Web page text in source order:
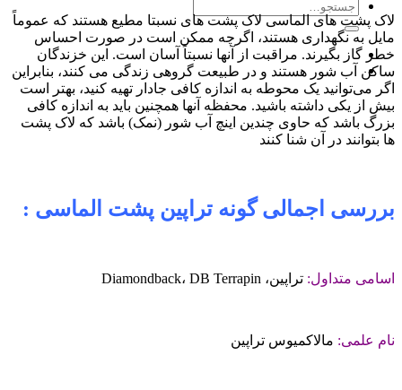
جستجو
برای:
لاک پشت های الماسی لاک پشت های نسبتا مطیع هستند که عموماً
مایل به نگهداری هستند، اگرچه ممکن است در صورت احساس
خطر گاز بگیرند. مراقبت از آنها نسبتاً آسان است. این خزندگان
ساکن آب شور هستند و در طبیعت گروهی زندگی می کنند، بنابراین
اگر می‌توانید یک محوطه به اندازه کافی جادار تهیه کنید، بهتر است
بیش از یکی داشته باشید. محفظه آنها همچنین باید به اندازه کافی
بزرگ باشد که حاوی چندین اینچ آب شور (نمک) باشد که لاک پشت
ها بتوانند در آن شنا کنند
بررسی اجمالی گونه تراپین پشت الماسی :
اسامی متداول: تراپین، Diamondback، DB Terrapin
نام علمی: مالاکمیوس تراپین